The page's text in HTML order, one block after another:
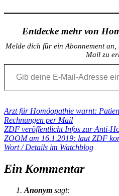
Entdecke mehr von
Melde dich für ein Abonnement
Mail zu
Gib deine E-Mail-Adresse ein ...
Beitragsnavigation
Vorheriger
Beitrag:
Arzt für Homöopathie warnt:
Rechnungen per Mail
Nächster
Beitrag:
ZDF veröffentlicht Infos zur Anti-
ZOOM am 16.1.2019: laut ZDF
Wort / Details im Watchblog
Ein Kommentar
Anonym sagt: